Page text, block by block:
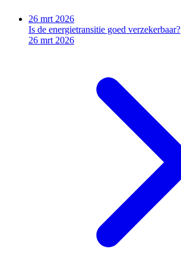
26 mrt 2026
Is de energietransitie goed verzekerbaar?
26 mrt 2026